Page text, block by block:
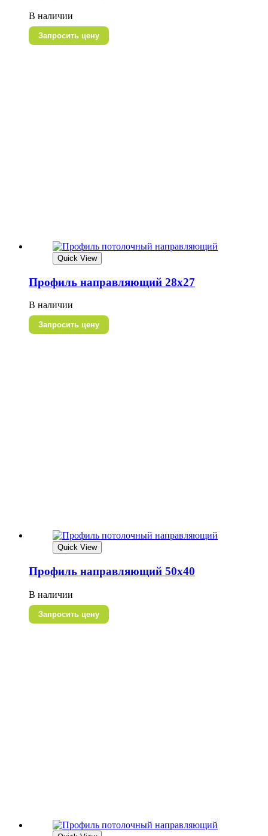
В наличии
Запросить цену
Quick View
Профиль направляющий 28х27
В наличии
Запросить цену
Quick View
Профиль направляющий 50х40
В наличии
Запросить цену